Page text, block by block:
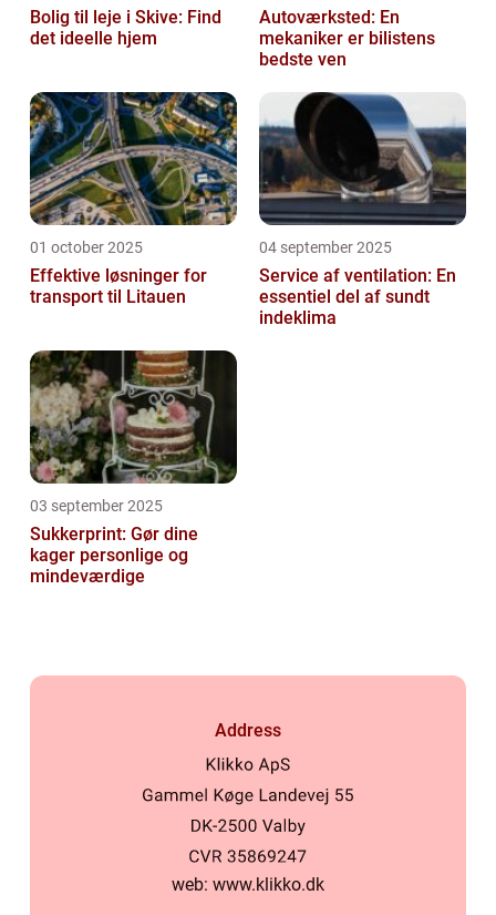
Bolig til leje i Skive: Find
det ideelle hjem
Autoværksted: En
mekaniker er bilistens
bedste ven
01 october 2025
Effektive løsninger for
transport til Litauen
04 september 2025
Service af ventilation: En
essentiel del af sundt
indeklima
03 september 2025
Sukkerprint: Gør dine
kager personlige og
mindeværdige
Address
web: www.klikko.dk